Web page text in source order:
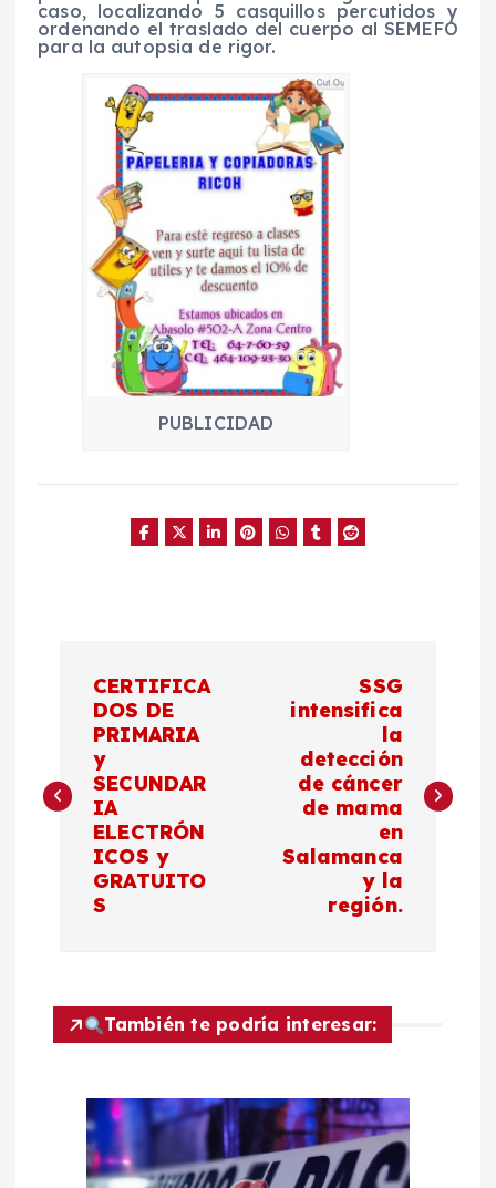
caso, localizando 5 casquillos percutidos y
ordenando el traslado del cuerpo al SEMEFO
para la autopsia de rigor.
PUBLICIDAD
v
e
c
CERTIFICA
DOS DE
PRIMARIA
y
SECUNDAR
IA
ELECTRÓN
ICOS y
GRATUITO
S
SSG
intensifica
la
detección
de cáncer
de mama
en
Salamanca
y la
región.
También te podría interesar: